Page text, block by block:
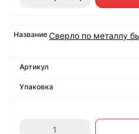
Сверло по металлу